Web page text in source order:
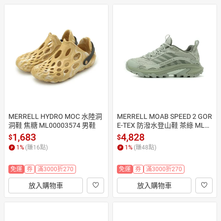
MERRELL HYDRO MOC 水陸洞
洞鞋 焦糖 ML00003574 男鞋
$1,683
1% (賺16點)
免運 券 滿3000折270
放入購物車
MERRELL MOAB SPEED 2 GOR
E-TEX 防潑水登山鞋 茶綠 ML00
003622 女鞋
$4,828
1% (賺48點)
免運 券 滿3000折270
放入購物車